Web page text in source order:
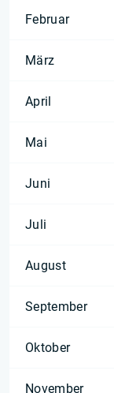
Februar
März
April
Mai
Juni
Juli
August
September
Oktober
November